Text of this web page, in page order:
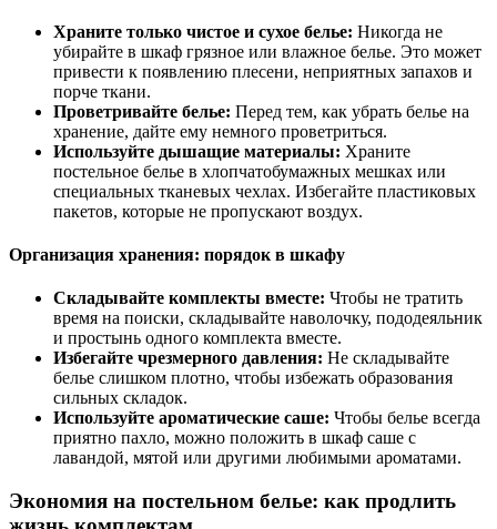
Храните только чистое и сухое белье: Никогда не
убирайте в шкаф грязное или влажное белье. Это может
привести к появлению плесени, неприятных запахов и
порче ткани.
Проветривайте белье: Перед тем, как убрать белье на
хранение, дайте ему немного проветриться.
Используйте дышащие материалы: Храните
постельное белье в хлопчатобумажных мешках или
специальных тканевых чехлах. Избегайте пластиковых
пакетов, которые не пропускают воздух.
Организация хранения: порядок в шкафу
Складывайте комплекты вместе: Чтобы не тратить
время на поиски, складывайте наволочку, пододеяльник
и простынь одного комплекта вместе.
Избегайте чрезмерного давления: Не складывайте
белье слишком плотно, чтобы избежать образования
сильных складок.
Используйте ароматические саше: Чтобы белье всегда
приятно пахло, можно положить в шкаф саше с
лавандой, мятой или другими любимыми ароматами.
Экономия на постельном белье: как продлить